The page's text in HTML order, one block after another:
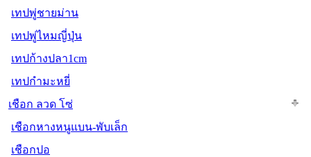
เทปพู่ชายม่าน
เทปพู่ไหมญี่ปุ่น
เทปก้างปลา1cm
เทปกำมะหยี่
เชือก ลวด โซ่
เชือกหางหนูแบน-พับเล็ก
เชือกปอ